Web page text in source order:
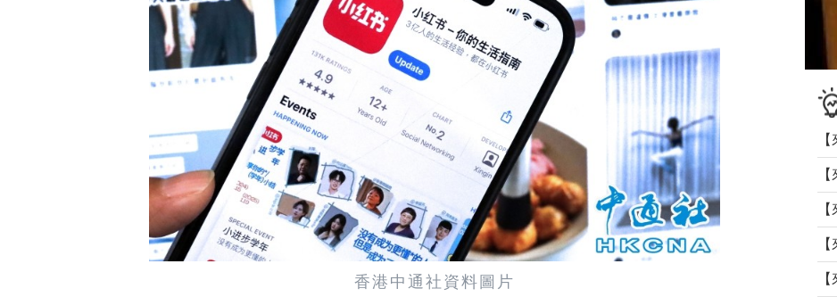
香港中通社資料圖片